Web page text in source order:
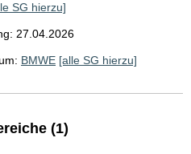
SG hierzu]
27.04.2026
BMWE [alle SG hierzu]
(1)